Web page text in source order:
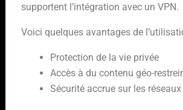
supportent l’intégration avec un VPN.
Voici quelques avantages de
Protection de la vie privée
Accès à du contenu géo-
Sécurité accrue sur les